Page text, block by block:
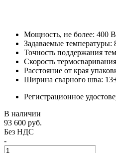
Мощность, не более: 400
Задаваемые температуры:
Точность поддержания
Скорость
Расстояние от края
Ширина сварного шва:
Регистрационное
В наличии
93 600 руб.
Без НДС
-